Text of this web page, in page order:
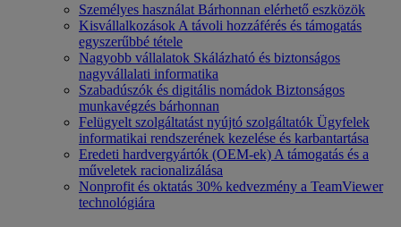
Személyes használat Bárhonnan elérhető eszközök
Kisvállalkozások A távoli hozzáférés és támogatás
egyszerűbbé tétele
Nagyobb vállalatok Skálázható és biztonságos
nagyvállalati informatika
Szabadúszók és digitális nomádok Biztonságos
munkavégzés bárhonnan
Felügyelt szolgáltatást nyújtó szolgáltatók Ügyfelek
informatikai rendszerének kezelése és karbantartása
Eredeti hardvergyártók (OEM-ek) A támogatás és a
műveletek racionalizálása
Nonprofit és oktatás 30% kedvezmény a TeamViewer
technológiára